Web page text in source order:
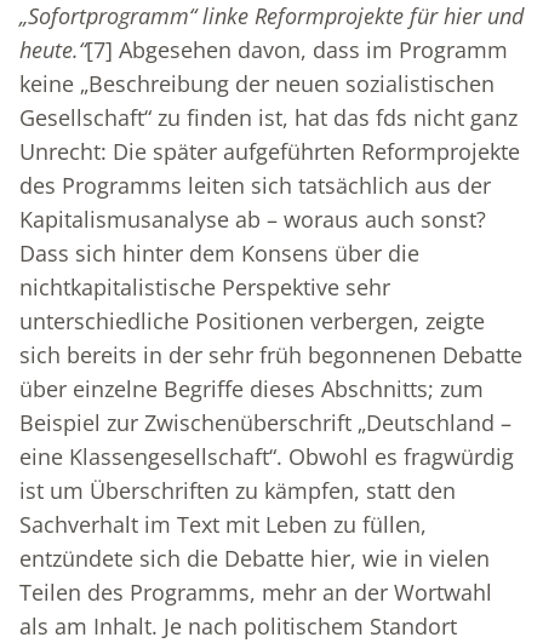
„Sofortprogramm“ linke Reformprojekte für hier und
heute.“[7] Abgesehen davon, dass im Programm
keine „Beschreibung der neuen sozialistischen
Gesellschaft“ zu finden ist, hat das fds nicht ganz
Unrecht: Die später aufgeführten Reformprojekte
des Programms leiten sich tatsächlich aus der
Kapitalismusanalyse ab – woraus auch sonst?
Dass sich hinter dem Konsens über die
nichtkapitalistische Perspektive sehr
unterschiedliche Positionen verbergen, zeigte
sich bereits in der sehr früh begonnenen Debatte
über einzelne Begriffe dieses Abschnitts; zum
Beispiel zur Zwischenüberschrift „Deutschland –
eine Klassengesellschaft“. Obwohl es fragwürdig
ist um Überschriften zu kämpfen, statt den
Sachverhalt im Text mit Leben zu füllen,
entzündete sich die Debatte hier, wie in vielen
Teilen des Programms, mehr an der Wortwahl
als am Inhalt. Je nach politischem Standort